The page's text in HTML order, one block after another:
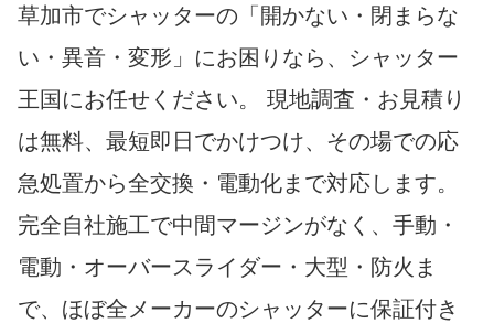
草加市でシャッターの「開かない・閉まらな
い・異音・変形」にお困りなら、シャッター
王国にお任せください。 現地調査・お見積り
は無料、最短即日でかけつけ、その場での応
急処置から全交換・電動化まで対応します。
完全自社施工で中間マージンがなく、手動・
電動・オーバースライダー・大型・防火ま
で、ほぼ全メーカーのシャッターに保証付き